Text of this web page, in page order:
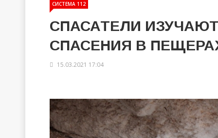
СИСТЕМА 112
СПАСАТЕЛИ
СПАСЕНИЯ В
15.03.2021 17:04